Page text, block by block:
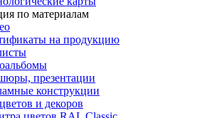
по материалам
на продукцию
презентации
конструкции
и декоров